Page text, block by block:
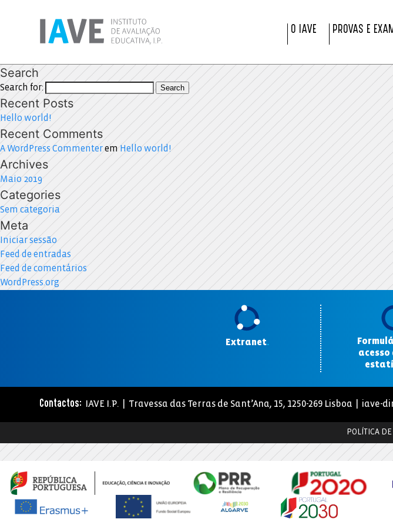
O IAVE PROVAS E
Search
Search for: Search
Recent Posts
Hello world!
Recent Comments
A WordPress Commenterem Hello world!
Archives
Maio 2019
Categories
Sem categoria
Meta
Iniciar sessão
Feed de entradas
Feed de comentários
WordPress.org
Extranet.
Contactos: IAVE I.P. | Travessa das Terras de Sant’Ana, 15, 1250-269 Lisboa | iave-
POLÍTICA